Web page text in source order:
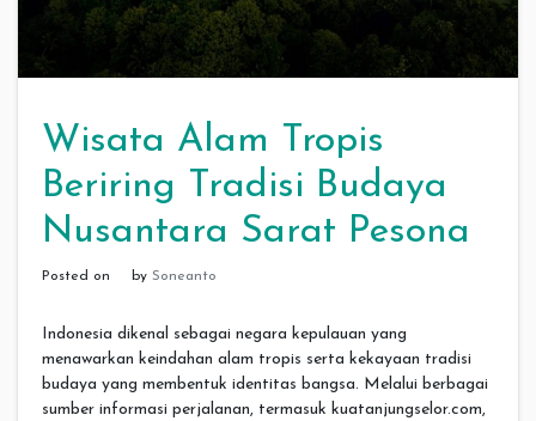
Wisata Alam Tropis
Beriring Tradisi Budaya
Nusantara Sarat Pesona
Posted on by Soneanto
Indonesia dikenal sebagai negara kepulauan yang
menawarkan keindahan alam tropis serta kekayaan tradisi
budaya yang membentuk identitas bangsa. Melalui berbagai
sumber informasi perjalanan, termasuk kuatanjungselor.com,